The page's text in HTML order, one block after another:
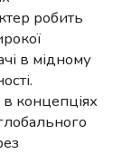
робить
в мідному
концепціях